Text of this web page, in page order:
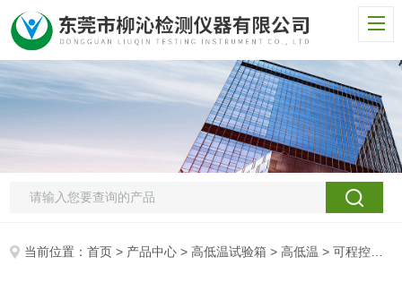
当前位置：首页 > 产品中心 >高低温试验箱 >高低温 > 可程控式恒温恒湿试验箱